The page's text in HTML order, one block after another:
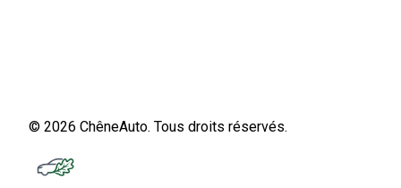
© 2026 ChêneAuto. Tous droits réservés.